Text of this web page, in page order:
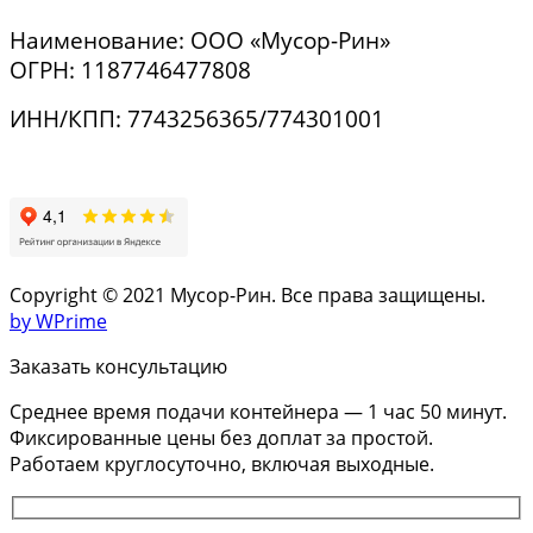
Наименование: ООО «Мусор-Рин»
ОГРН: 1187746477808
ИНН/КПП: 7743256365/774301001
Copyright © 2021 Мусор-Рин. Все права защищены.
by WPrime
Заказать консультацию
Среднее время подачи контейнера — 1 час 50 минут.
Фиксированные цены без доплат за простой.
Работаем круглосуточно, включая выходные.